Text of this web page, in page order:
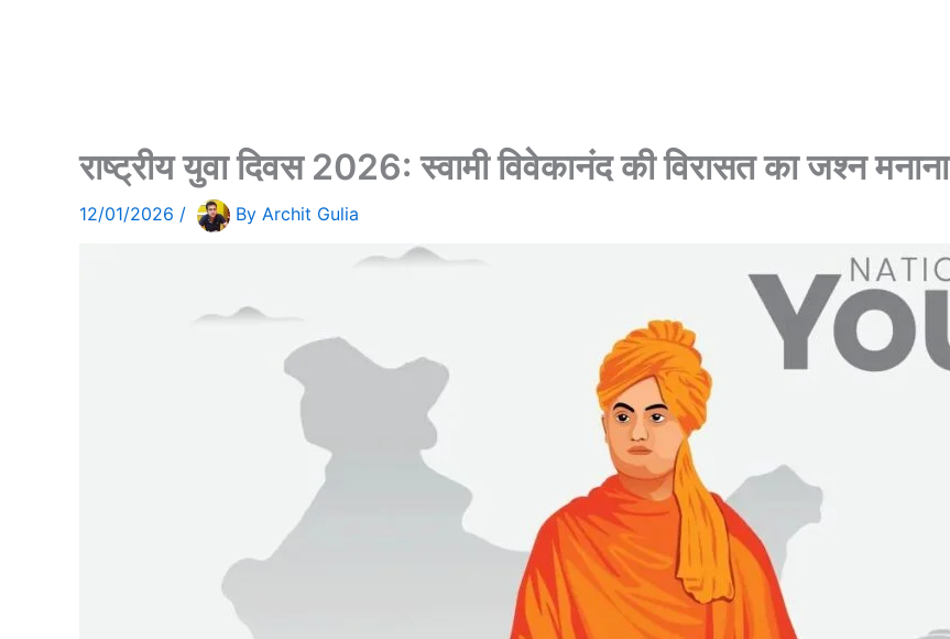
राष्ट्रीय युवा दिवस 2026: स्वामी विवेकानंद की विरासत का जश्न मनाना
12/01/2026 / By Archit Gulia